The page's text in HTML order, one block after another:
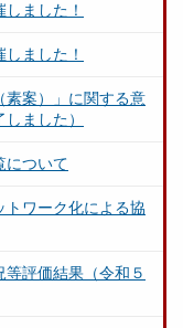
ました！
ました！
素案）」に関する意
ました）
について
トワーク化による協
評価結果（令和５